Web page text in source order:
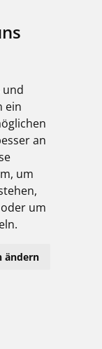
und
ein
an
um
um
ändern